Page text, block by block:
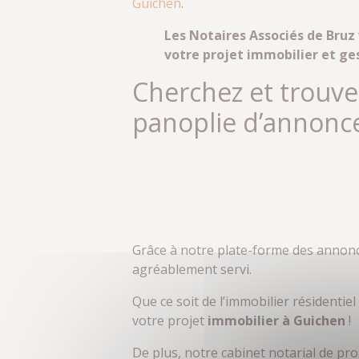
Les Notaires Associés de
votre projet immobilier et
Cherchez et
panoplie
Grâce à notre plate-forme des
agréablement servi.
Que ce soit de l’immobilier
votre projet immobilier à Guichen !
De plus, notre cabinet notarial de